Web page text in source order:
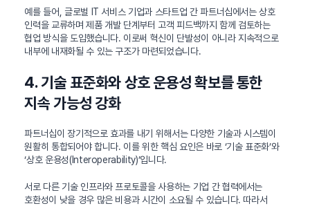
예를 들어, 글로벌 IT 서비스 기업과 스타트업 간 파트너십에서는 상호
인력을 교류하며 제품 개발 단계부터 고객 피드백까지 함께 검토하는
협업 방식을 도입했습니다. 이로써 혁신이 단발성이 아니라 지속적으로
내부에 내재화될 수 있는 구조가 마련되었습니다.
4. 기술 표준화와 상호 운용성 확보를 통한
지속 가능성 강화
파트너십이 장기적으로 효과를 내기 위해서는 다양한 기술과 시스템이
원활히 통합되어야 합니다. 이를 위한 핵심 요인은 바로 ‘기술 표준화’와
‘상호 운용성(Interoperability)’입니다.
서로 다른 기술 인프라와 프로토콜을 사용하는 기업 간 협력에서는
호환성이 낮을 경우 많은 비용과 시간이 소요될 수 있습니다. 따라서